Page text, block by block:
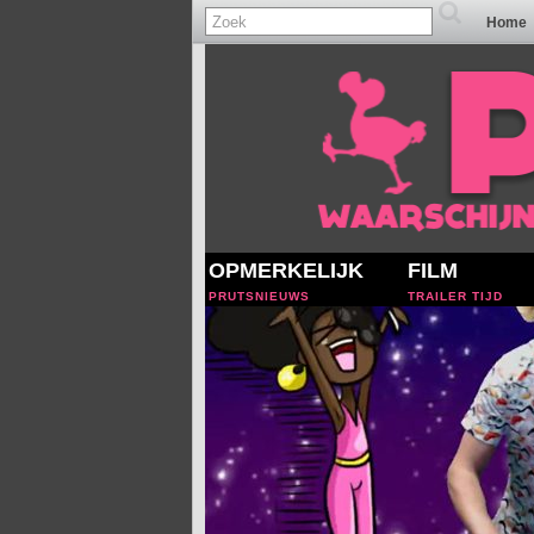
Home
OPMERKELIJK
PRUTSNIEUWS
FILM
TRAILER TIJD